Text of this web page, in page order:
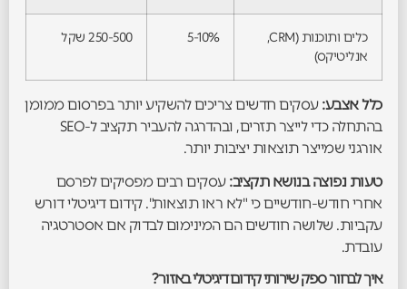
כלים ותוכנות (CRM,
אנליטיקס)
5-10% 250-500 שקל
כלל אצבע: עסקים חדשים צריכים להשקיע יותר בפרסום ממומן
בהתחלה כדי לייצר תזרים, ובהדרגה להעביר תקציב ל-SEO
אורגני שמייצר תוצאות יציבות יותר.
טעות נפוצה בנושא תקציב: עסקים רבים מפסיקים לפרסם
אחרי חודש-חודשיים כי "לא ראו תוצאות". קידום דיגיטלי דורש
עקביות. שלושה חודשים הם המינימום לבדוק אם אסטרטגיה
עובדת.
איך לבחור ספק שירותי קידום דיגיטלי באזור?